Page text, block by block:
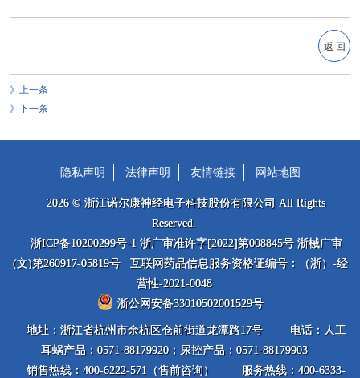
返 回
上一条
下一条
隐私声明 法律声明 友情链接 网站地图
2026 © 浙江诺尔康神经电子科技股份有限公司 All Rights
Reserved.
浙ICP备10200299号-1 浙广审准许字[2022]第008845号 浙械广审
(文)第260917-05819号 互联网药品信息服务资格证编号：（浙）-经
营性-2021-0048
浙公网安备33010502001529号
地址：浙江省杭州市余杭区仓前街道龙潭路17号
电话：人工
耳蜗产品：0571-88179920；尿控产品：0571-88179903
销售热线：400-6222-571（售前咨询）
服务热线：400-6333-